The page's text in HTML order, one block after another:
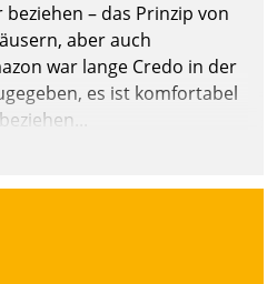
– das Prinzip von
aber auch
war lange Credo in der
es ist komfortabel